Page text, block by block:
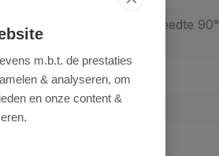
Maximale zaagbreedte 90°
Tafelverbreding:
m.b.t. de prestaties
& analyseren, om
en onze content &